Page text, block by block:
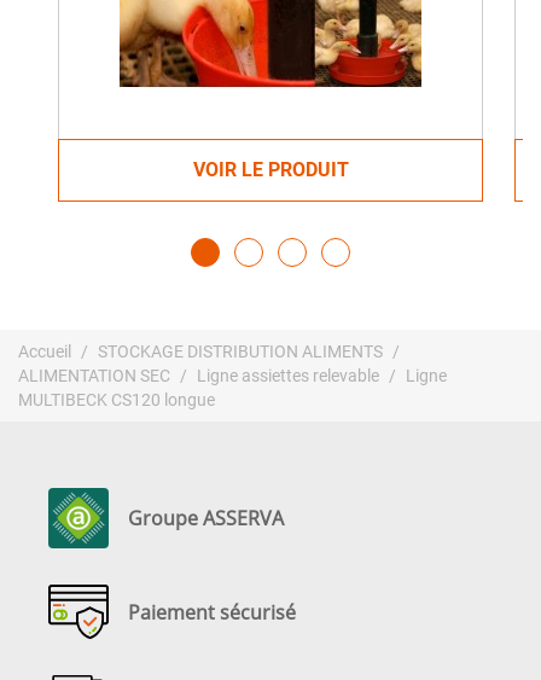
VOIR LE PRODUIT
Accueil
STOCKAGE DISTRIBUTION ALIMENTS
ALIMENTATION SEC
Ligne assiettes relevable
Ligne
MULTIBECK CS120 longue
Groupe ASSERVA
Paiement sécurisé